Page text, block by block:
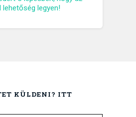
lehetőség legyen!
KÜLDENI? ITT